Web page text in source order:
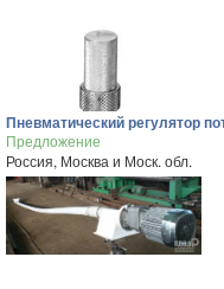
Пневматический регулятор
Предложение
Россия, Москва и Моск. обл.